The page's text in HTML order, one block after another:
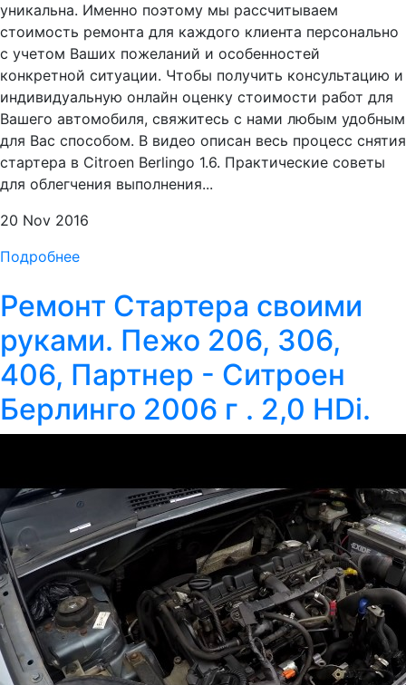
уникальна. Именно поэтому мы рассчитываем
стоимость ремонта для каждого клиента персонально
с учетом Ваших пожеланий и особенностей
конкретной ситуации. Чтобы получить консультацию и
индивидуальную онлайн оценку стоимости работ для
Вашего автомобиля, свяжитесь с нами любым удобным
для Вас способом. В видео описан весь процесс снятия
стартера в Citroen Berlingo 1.6. Практические советы
для облегчения выполнения...
20 Nov 2016
Подробнее
Ремонт Стартера своими
руками. Пежо 206, 306,
406, Партнер - Ситроен
Берлинго 2006 г . 2,0 HDi.